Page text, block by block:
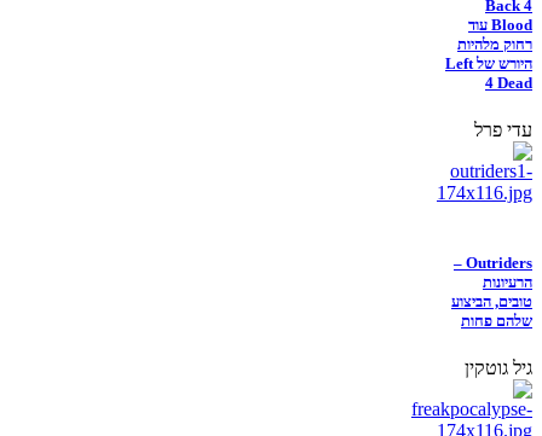
Back 4
Blood עוד
רחוק מלהיות
היורש של Left
4 Dead
עדי פרל
Outriders –
הרעיונות
טובים, הביצוע
שלהם פחות
גיל גוטקין